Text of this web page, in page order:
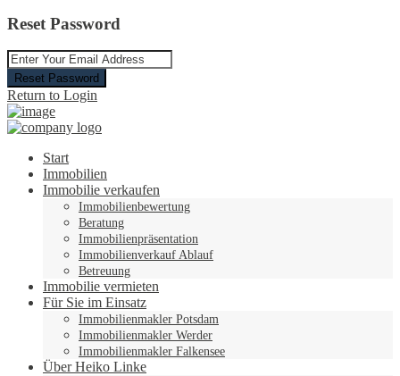
Reset Password
Reset Password
Return to Login
Start
Immobilien
Immobilie verkaufen
Immobilienbewertung
Beratung
Immobilienpräsentation
Immobilienverkauf Ablauf
Betreuung
Immobilie vermieten
Für Sie im Einsatz
Immobilienmakler Potsdam
Immobilienmakler Werder
Immobilienmakler Falkensee
Über Heiko Linke